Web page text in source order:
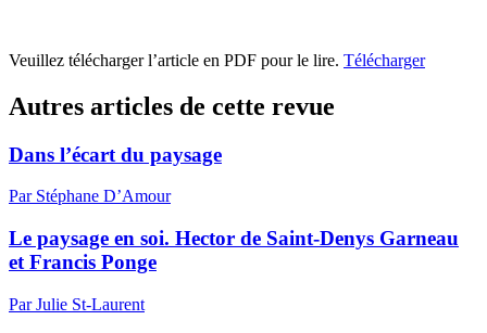
Veuillez télécharger l’article en PDF pour le lire. Télécharger
Autres articles de cette revue
Dans l’écart du paysage
Par Stéphane D’Amour
Le paysage en soi. Hector de Saint-Denys Garneau
et Francis Ponge
Par Julie St-Laurent